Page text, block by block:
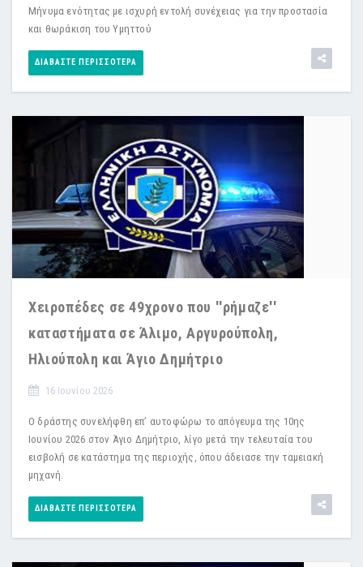
Μήνυμα ενότητας με ισχυρή εντολή συνέχειας για την προστασία
και θωράκιση του Υμηττού
ΔΙΑΒΆΣΤΕ ΠΕΡΙΣΣΌΤΕΡΑ
Χειροπέδες σε 49χρονο που ''ρήμαζε''
καταστήματα σε Άλιμο, Αργυρούπολη,
Ηλιούπολη και Άγιο Δημήτριο
16 Ιουνίου 2026
Ο δράστης συνελήφθη επ’ αυτοφώρω το απόγευμα της 10ης
Ιουνίου 2026 στον Άγιο Δημήτριο, λίγο μετά την τελευταία του
εισβολή σε κατάστημα της περιοχής, όπου άδειασε την ταμειακή
μηχανή.
ΔΙΑΒΆΣΤΕ ΠΕΡΙΣΣΌΤΕΡΑ